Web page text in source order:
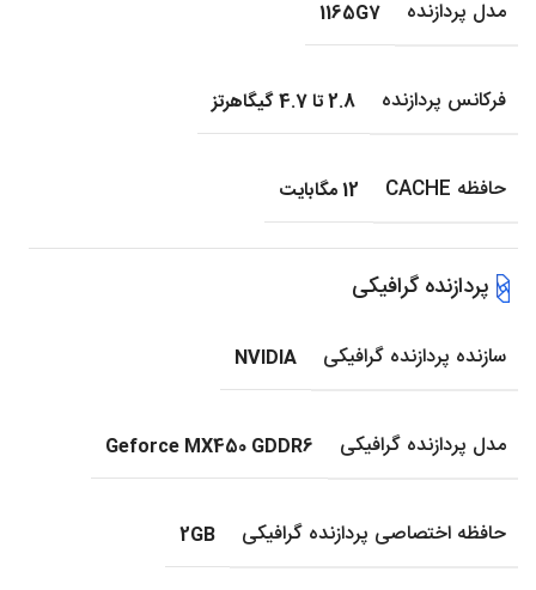
مدل پردازنده 1165G7
فرکانس پردازنده 2.8 تا 4.7 گیگاهرتز
حافظه CACHE 12 مگابایت
پردازنده گرافیکی
سازنده پردازنده گرافیکی NVIDIA
مدل پردازنده گرافیکی Geforce MX450 GDDR6
حافظه اختصاصی پردازنده گرافیکی 2GB